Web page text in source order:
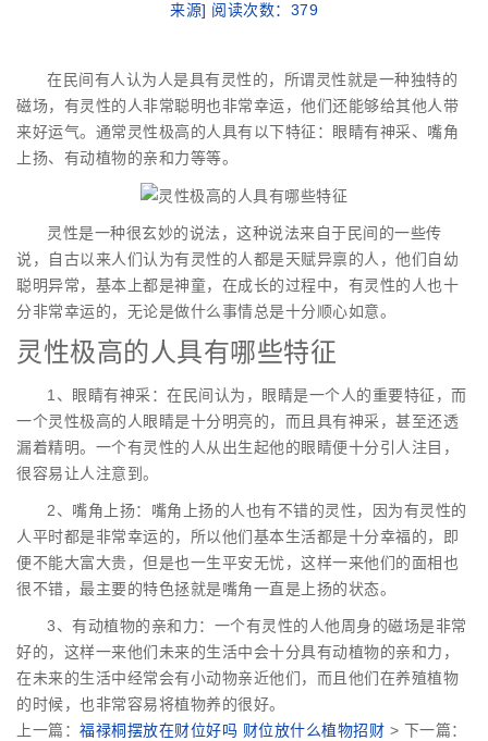
来源] 阅读次数： 379
在民间有人认为人是具有灵性的，所谓灵性就是一种独特的
磁场，有灵性的人非常聪明也非常幸运，他们还能够给其他人带
来好运气。通常灵性极高的人具有以下特征：眼睛有神采、嘴角
上扬、有动植物的亲和力等等。
灵性是一种很玄妙的说法，这种说法来自于民间的一些传
说，自古以来人们认为有灵性的人都是天赋异禀的人，他们自幼
聪明异常，基本上都是神童，在成长的过程中，有灵性的人也十
分非常幸运的，无论是做什么事情总是十分顺心如意。
灵性极高的人具有哪些特征
1、眼睛有神采：在民间认为，眼睛是一个人的重要特征，而
一个灵性极高的人眼睛是十分明亮的，而且具有神采，甚至还透
漏着精明。一个有灵性的人从出生起他的眼睛便十分引人注目，
很容易让人注意到。
2、嘴角上扬：嘴角上扬的人也有不错的灵性，因为有灵性的
人平时都是非常幸运的，所以他们基本生活都是十分幸福的，即
便不能大富大贵，但是也一生平安无忧，这样一来他们的面相也
很不错，最主要的特色拯就是嘴角一直是上扬的状态。
3、有动植物的亲和力：一个有灵性的人他周身的磁场是非常
好的，这样一来他们未来的生活中会十分具有动植物的亲和力，
在未来的生活中经常会有小动物亲近他们，而且他们在养殖植物
的时候，也非常容易将植物养的很好。
上一篇： 福禄桐摆放在财位好吗 财位放什么植物招财 > 下一篇：